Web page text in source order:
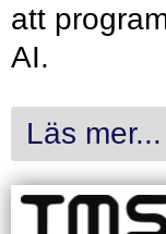
att
AI.
Läs mer...